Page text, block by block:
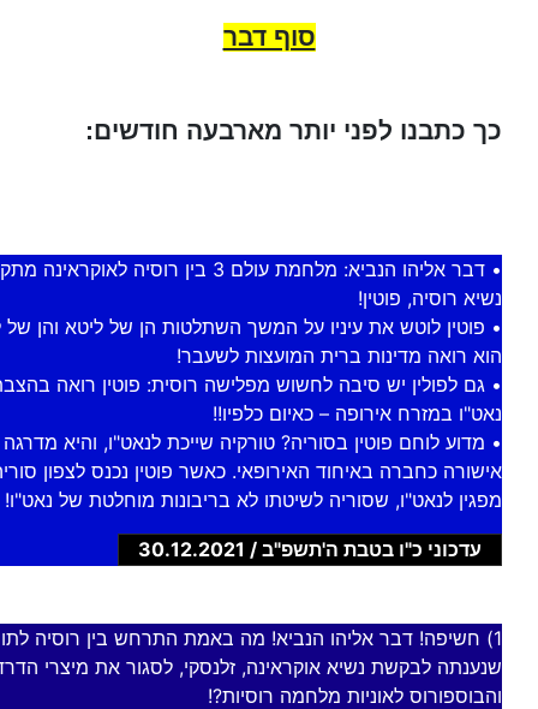
סוף דבר
כך כתבנו לפני יותר מארבעה חודשים:
• דבר אליהו הנביא: מלחמת עולם 3 בין רוסיה
נשיא רוסיה, פוטין!
• פוטין לוטש את עיניו על המשך השתלטות הן של ליטא והן של
הוא רואה מדינות ברית המועצות לשעבר!
• גם לפולין יש סיבה לחשוש מפלישה רוסית: פוטין רואה
נאט"ו במזרח אירופה – כאיום כלפיו!!
• מדוע לוחם פוטין בסוריה? טורקיה שייכת לנאט"ו, והיא
אישורה כחברה באיחוד האירופאי. כאשר פוטין נכנס לצפון
מפגין לנאט"ו, שסוריה לשיטתו לא בריבונות מוחלטת של נאט"ו!
עדכוני כ"ו בטבת ה'תשפ"ב / 30.12.2021
1) חשיפה! דבר אליהו הנביא! מה באמת התרחש בין רוסיה
שנענתה לבקשת נשיא אוקראינה, זלנסקי, לסגור את מיצרי
והבוספורוס לאוניות מלחמה רוסיות?!